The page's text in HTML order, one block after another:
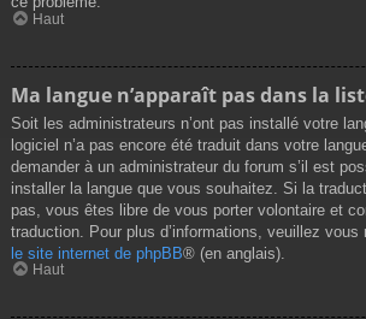
Haut
Ma langue n’apparaît pas dans la
Soit les administrateurs n’ont pas installé votre
logiciel n’a pas encore été traduit dans votre
demander à un administrateur du forum s’il est
installer la langue que vous souhaitez. Si la
pas, vous êtes libre de vous porter volontaire et
traduction. Pour plus d’informations, veuillez vous
le site internet de phpBB® (en anglais).
Haut